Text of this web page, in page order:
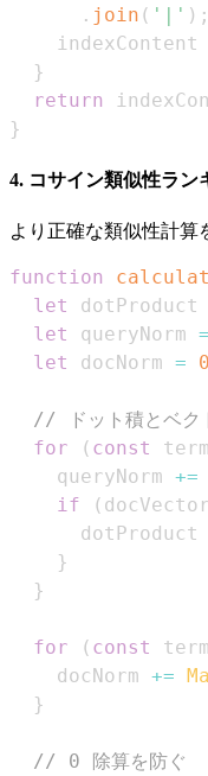
. join ( '|' ) ;
    indexContent
}
return
}
4. コサイン類似性ラン
より正確な類似性計算
function
let
dotProduct
let
queryNorm =
let
docNorm = 0
// ドット積とベク
for
( const
    queryNorm
+=
if
( docVector
      dotProduct
}
}
for ( const
    docNorm
+=
}
// 0 除算を防ぐ